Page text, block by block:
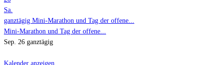
Sa.
ganztägig Mini-Marathon und Tag der offene...
Mini-Marathon und Tag der offene...
Sep. 26 ganztägig
Kalender anzeigen